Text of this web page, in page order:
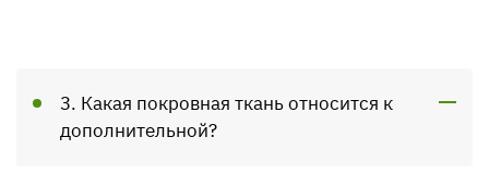
3. Какая покровная ткань относится к
дополнительной?